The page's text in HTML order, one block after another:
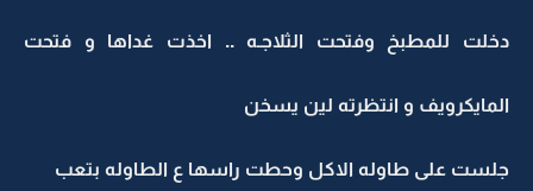
دخلت للمطبخ وفتحت الثلاجـه .. اخذت غداها و فتحت
المايكرويف و انتظرته لين يسخن
جلست على طاوله الاكل وحطت راسها ع الطاوله بتعب